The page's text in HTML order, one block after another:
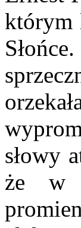
którym
słowy
że w